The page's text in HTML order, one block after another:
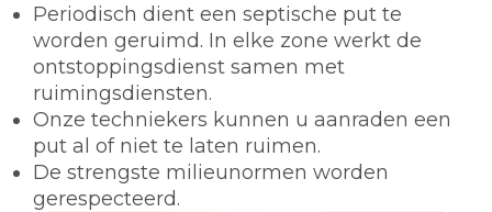
Periodisch dient een septische put te
worden geruimd. In elke zone werkt de
ontstoppingsdienst samen met
ruimingsdiensten.
Onze techniekers kunnen u aanraden een
put al of niet te laten ruimen.
De strengste milieunormen worden
gerespecteerd.